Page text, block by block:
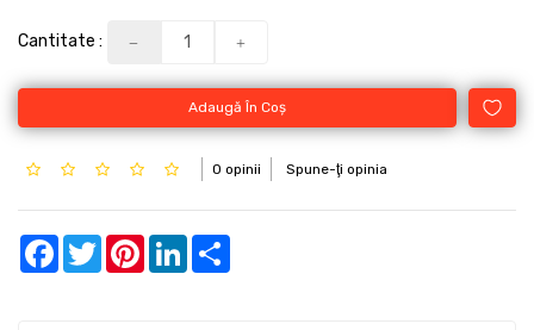
Cantitate :
Adaugă În Coş
0 opinii Spune-ţi opinia
Facebook
TwitterPinterestLinkedIn